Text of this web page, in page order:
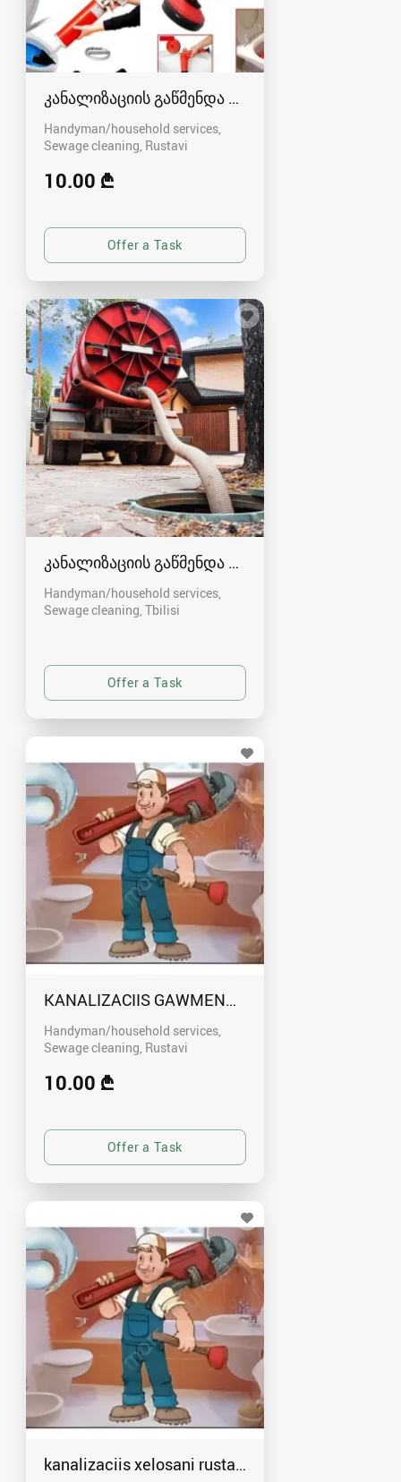
კანალიზაციის გაწმენდა რუსთავში - 591004680
Handyman/household services,
Sewage cleaning Rustavi
10.00 ₾
კანალიზაციის გაწმენდა თბილისი 557554000
Handyman/household services,
Sewage cleaning Tbilisi
KANALIZACIIS GAWMENDA RUSTAVSHI -
Handyman/household services,
Sewage cleaning Rustavi
10.00 ₾
kanalizaciis xelosani rustavshi - 591 00 46 80